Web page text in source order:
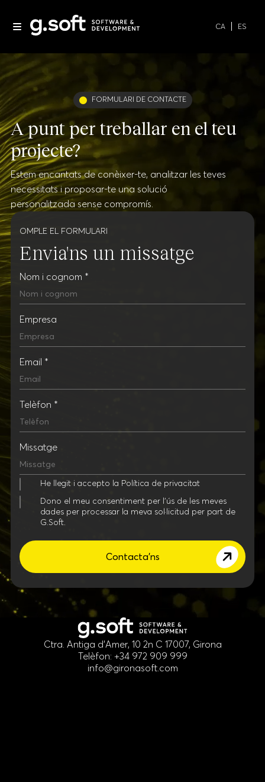
CA ES
FORMULARI DE CONTACTE
A punt per treballar en el teu
projecte?
Estem encantats de conèixer-te, analitzar les teves
necessitats i proposar-te una solució
personalitzada sense compromís.
OMPLE EL FORMULARI
Envia'ns un missatge
Nom i cognom *
Empresa
Email *
Telèfon *
Missatge
He llegit i accepto la Política de privacitat
Dono el meu consentiment per l'ús de les meves
dades per processar la meva sol·licitud per part de
G.Soft.
Contacta'ns
Ctra. Antiga d'Amer, 10 2n C 17007, Girona
Telèfon: +34 972 909 999
info@gironasoft.com